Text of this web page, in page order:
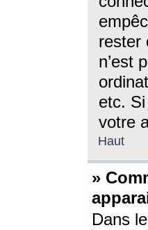
rester
n’est
etc.
votre
Haut
»
Dans